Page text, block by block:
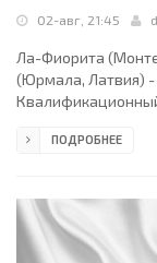
02-авг, 21:45
Ла-Фиорита
(Юрмала, Латвия) -
Ясно. +30°C.
(Мальта).
Фиорита: 27.
ПОДРОБНЕЕ